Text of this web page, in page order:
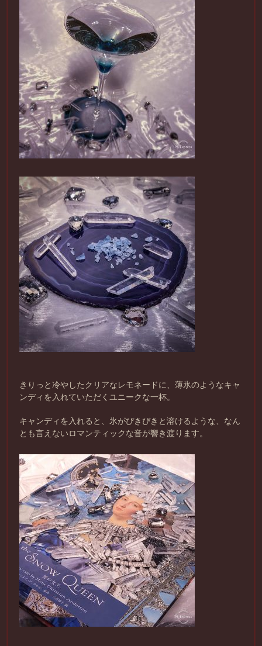
きりっと冷やしたクリアなレモネードに、薄氷のようなキャ
ンディを入れていただくユニークな一杯。
キャンディを入れると、氷がぴきぴきと溶けるような、なん
とも言えないロマンティックな音が響き渡ります。